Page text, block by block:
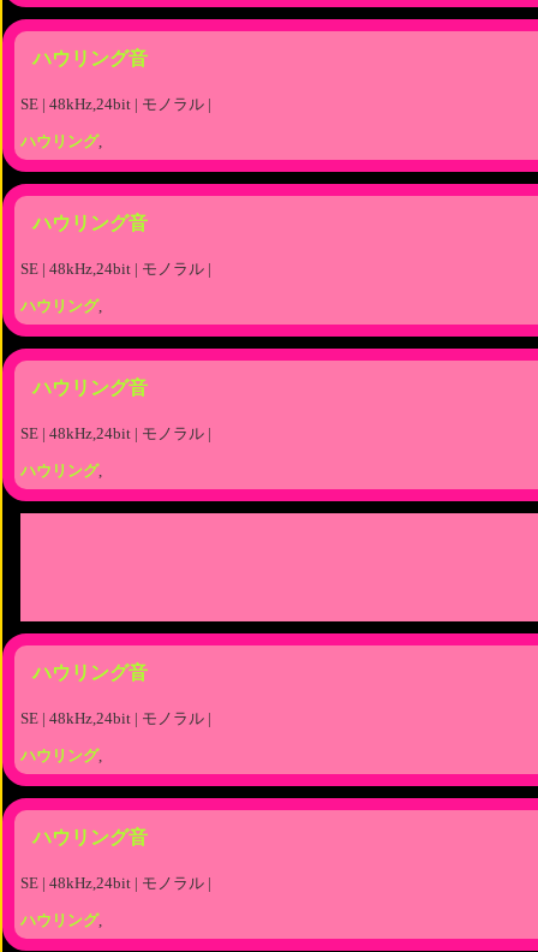
ハウリング音
SE | 48kHz,24bit | モノラル |
ハウリング,
ハウリング音
SE | 48kHz,24bit | モノラル |
ハウリング,
ハウリング音
SE | 48kHz,24bit | モノラル |
ハウリング,
ハウリング音
SE | 48kHz,24bit | モノラル |
ハウリング,
ハウリング音
SE | 48kHz,24bit | モノラル |
ハウリング,